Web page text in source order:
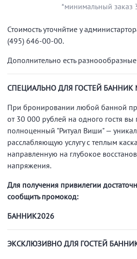
*минимальный заказ
Стоимость уточнйтие у
(495) 646-00-00.
Дополнительно есть разноообразные
СПЕЦИАЛЬНО ДЛЯ ГОСТЕЙ БАННИК
При бронировании любой банной
от 30 000 рублей на одного гостя вы
полноценный "Ритуал Виши" —
расслабляющую услугу с теплым
направленную на глубокое
напряжения.
Для получения привилегии
сообщить промокод:
БАННИК2026
ЭКСКЛЮЗИВНО ДЛЯ ГОСТЕЙ